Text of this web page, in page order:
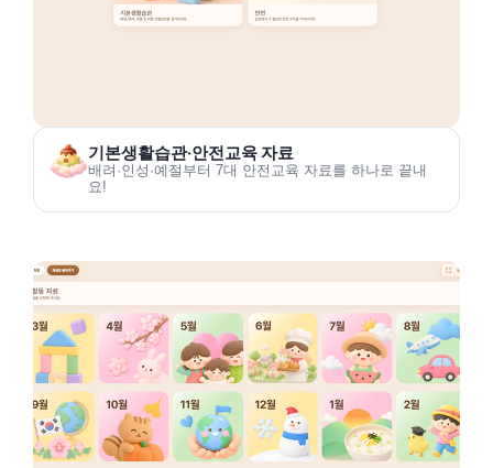
기본생활습관·안전교육 자료
배려·인성·예절부터 7대 안전교육 자료를 하나로 끝내
요!